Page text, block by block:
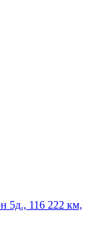
5д., 116 222 км,